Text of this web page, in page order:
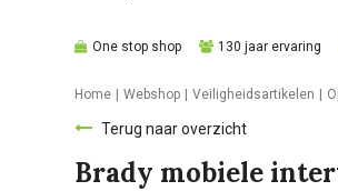
One stop shop 130 jaar ervaring
Home Webshop Veiligheidsartikelen
Terug naar overzicht
Brady mobiele